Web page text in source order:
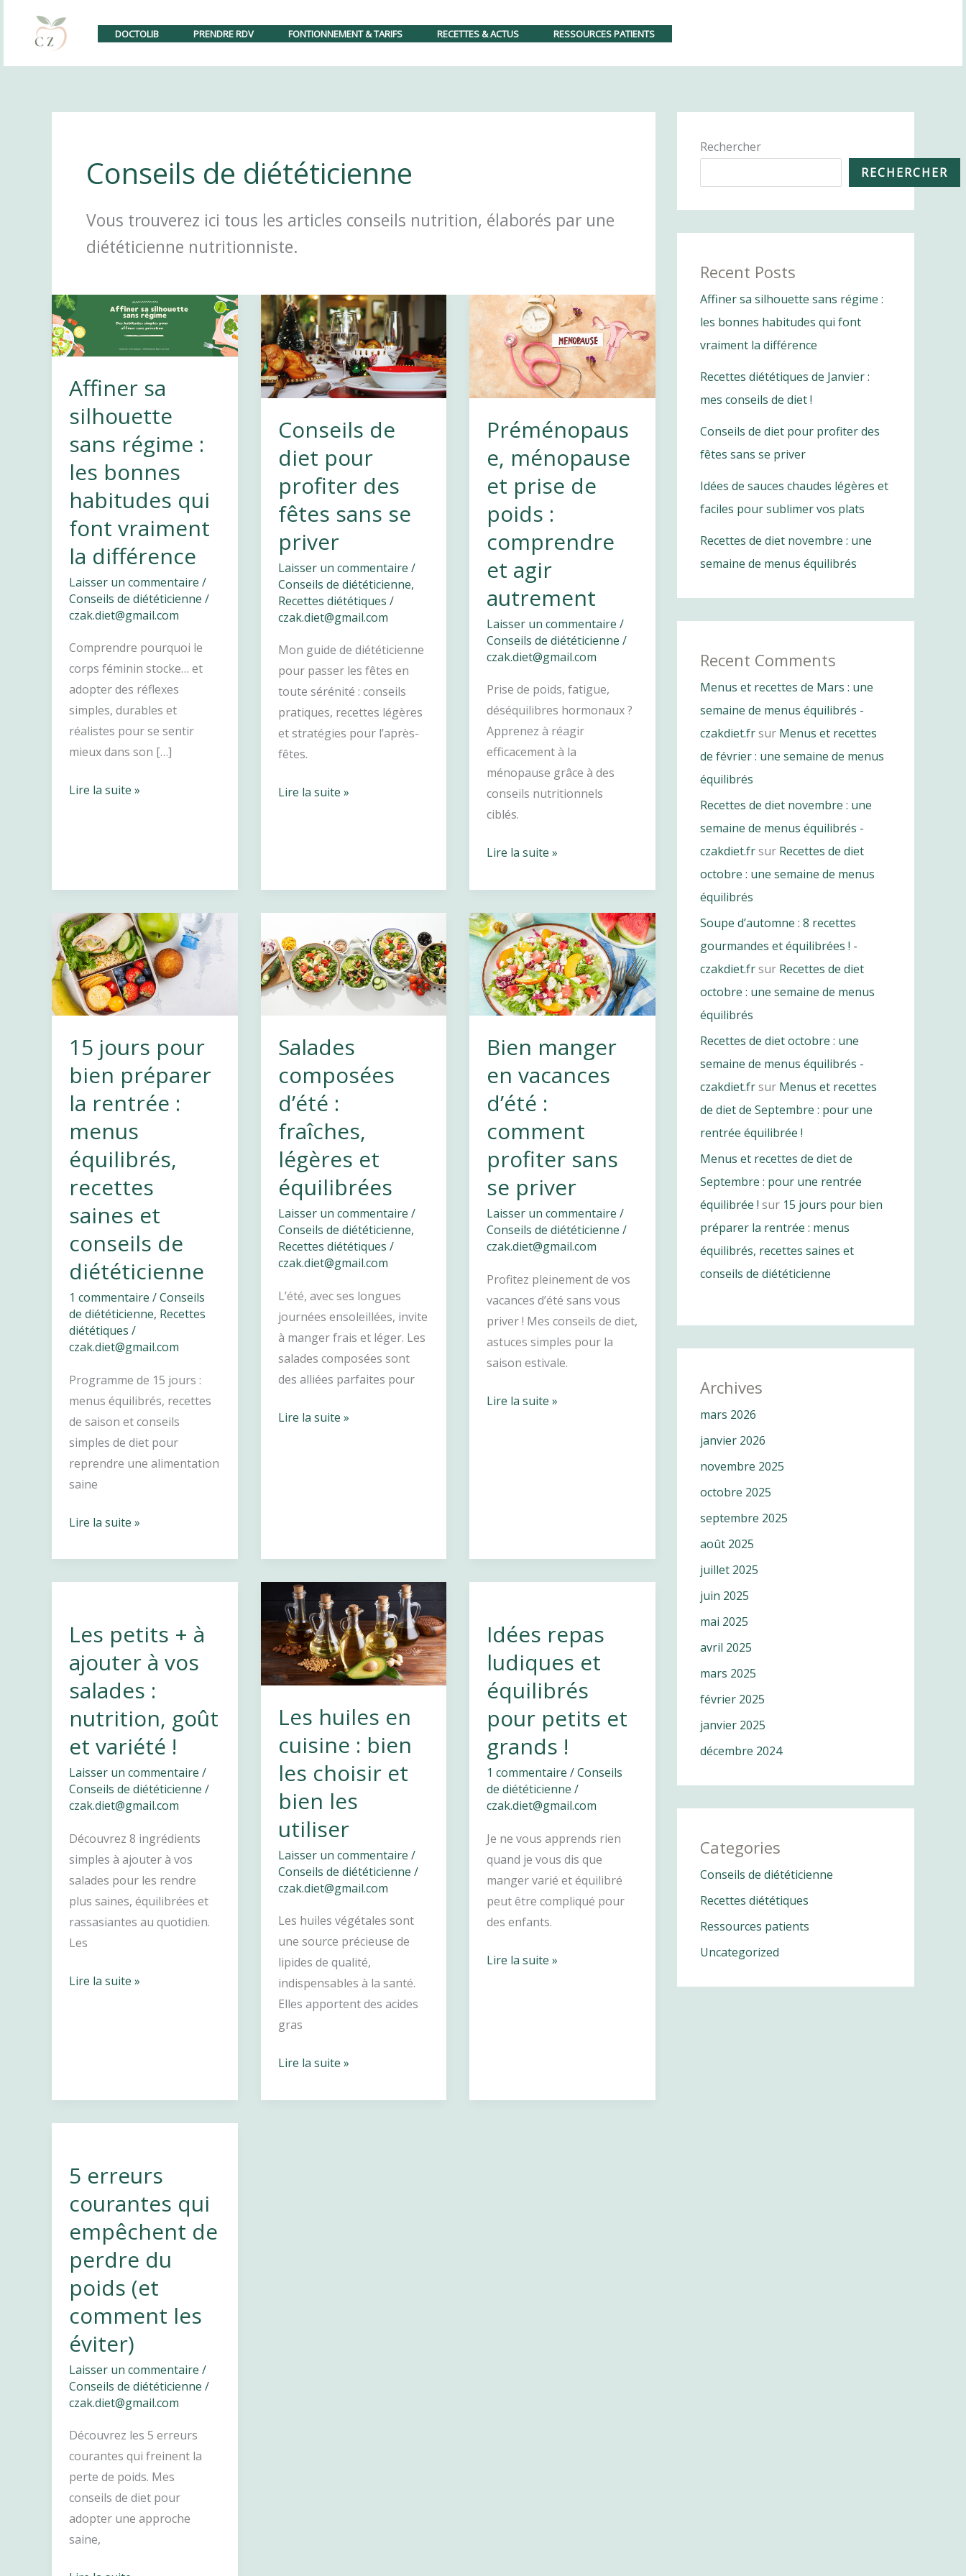
contenu
DOCTOLIB PRENDRE RDV FONTIONNEMENT & TARIFS RECETTES & ACTUS RESSOURCES PATIENTS
Conseils de diététicienne
Vous trouverez ici tous les articles conseils nutrition, élaborés par une
diététicienne nutritionniste.
Affiner sa
silhouette
sans régime :
les bonnes
habitudes qui
font vraiment
la différence
Laisser un commentaire /
Conseils de diététicienne /
czak.diet@gmail.com
Comprendre pourquoi le
corps féminin stocke… et
adopter des réflexes
simples, durables et
réalistes pour se sentir
mieux dans son […]
Affiner
:
les
bonnes
habitudes
qui
font
vraiment
la
différence
Lire la suite »
Conseils de
diet pour
profiter des
fêtes sans se
priver
Laisser un commentaire /
Conseils de diététicienne,
Recettes diététiques /
czak.diet@gmail.com
Mon guide de diététicienne
pour passer les fêtes en
toute sérénité : conseils
pratiques, recettes légères
et stratégies pour l’après-
fêtes.
Conseils
fêtes
sans
se
priver
Lire la suite »
Préménopaus
e, ménopause
et prise de
poids :
comprendre
et agir
autrement
Laisser un commentaire /
Conseils de diététicienne /
czak.diet@gmail.com
Prise de poids, fatigue,
déséquilibres hormonaux ?
Apprenez à réagir
efficacement à la
ménopause grâce à des
conseils nutritionnels
ciblés.
Préménopause,
et
prise
de
poids
comprendre
et
agir
autrement
Lire la suite »
15 jours pour
bien préparer
la rentrée :
menus
équilibrés,
recettes
saines et
conseils de
diététicienne
1 commentaire /Conseils
de diététicienne, Recettes
diététiques /
czak.diet@gmail.com
Programme de 15 jours :
menus équilibrés, recettes
de saison et conseils
simples de diet pour
reprendre une alimentation
saine
15
pour
bien
la
rentrée
:
menus
équilibrés,
recettes
saines
et
conseils
de
diététicienne
Lire la suite »
Salades
composées
d’été :
fraîches,
légères et
équilibrées
Laisser un commentaire /
Conseils de diététicienne,
Recettes diététiques /
czak.diet@gmail.com
L’été, avec ses longues
journées ensoleillées, invite
à manger frais et léger. Les
salades composées sont
des alliées parfaites pour
Salades
équilibrées
Lire la suite »
Bien manger
en vacances
d’été :
comment
profiter sans
se priver
Laisser un commentaire /
Conseils de diététicienne /
czak.diet@gmail.com
Profitez pleinement de vos
vacances d’été sans vous
priver ! Mes conseils de diet,
astuces simples pour la
saison estivale.
Bien
se
Lire la suite »
Les petits + à
ajouter à vos
salades :
nutrition, goût
et variété !
Laisser un commentaire /
Conseils de diététicienne /
czak.diet@gmail.com
Découvrez 8 ingrédients
simples à ajouter à vos
salades pour les rendre
plus saines, équilibrées et
rassasiantes au quotidien.
Les
Les
vos
salades
nutrition,
goût
et
variété
Lire la suite »
Les huiles en
cuisine : bien
les choisir et
bien les
utiliser
Laisser un commentaire /
Conseils de diététicienne /
czak.diet@gmail.com
Les huiles végétales sont
une source précieuse de
lipides de qualité,
indispensables à la santé.
Elles apportent des acides
gras
Les
en
Lire la suite »
Idées repas
ludiques et
équilibrés
pour petits et
grands !
1 commentaire /Conseils
de diététicienne /
czak.diet@gmail.com
Je ne vous apprends rien
quand je vous dis que
manger varié et équilibré
peut être compliqué pour
des enfants.
Idées
et
Lire la suite »
5 erreurs
courantes qui
empêchent de
perdre du
poids (et
comment les
éviter)
Laisser un commentaire /
Conseils de diététicienne /
czak.diet@gmail.com
Découvrez les 5 erreurs
courantes qui freinent la
perte de poids. Mes
conseils de diet pour
adopter une approche
saine,
Rechercher
RECHERCHER
Recent Posts
Affiner sa silhouette sans régime :
les bonnes habitudes qui font
vraiment la différence
Recettes diététiques de Janvier :
mes conseils de diet !
Conseils de diet pour profiter des
fêtes sans se priver
Idées de sauces chaudes légères et
faciles pour sublimer vos plats
Recettes de diet novembre : une
semaine de menus équilibrés
Recent Comments
Menus et recettes de Mars : une
semaine de menus équilibrés -
czakdiet.frsur Menus et recettes
de février : une semaine de menus
équilibrés
Recettes de diet novembre : une
semaine de menus équilibrés -
czakdiet.frsur Recettes de diet
octobre : une semaine de menus
équilibrés
Soupe d’automne : 8 recettes
gourmandes et équilibrées ! -
czakdiet.frsur Recettes de diet
octobre : une semaine de menus
équilibrés
Recettes de diet octobre : une
semaine de menus équilibrés -
czakdiet.frsur Menus et recettes
de diet de Septembre : pour une
rentrée équilibrée !
Menus et recettes de diet de
Septembre : pour une rentrée
équilibrée ! sur 15 jours pour bien
préparer la rentrée : menus
équilibrés, recettes saines et
conseils de diététicienne
Archives
mars 2026
janvier 2026
novembre 2025
octobre 2025
septembre 2025
août 2025
juillet 2025
juin 2025
mai 2025
avril 2025
mars 2025
février 2025
janvier 2025
décembre 2024
Categories
Conseils de diététicienne
Recettes diététiques
Ressources patients
Uncategorized